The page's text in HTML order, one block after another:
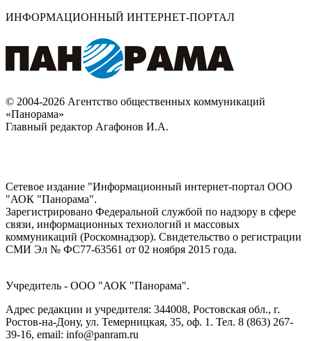
ИНФОРМАЦИОННЫЙ ИНТЕРНЕТ-ПОРТАЛ
© 2004-2026 Агентство общественных коммуникаций
«Панорама»
Главный редактор Агафонов И.А.
Сетевое издание "Информационный интернет-портал ООО
"АОК "Панорама".
Зарегистрировано Федеральной службой по надзору в сфере
связи, информационных технологий и массовых
коммуникаций (Роскомнадзор). Cвидетельство о регистрации
СМИ Эл № ФС77-63561 от 02 ноября 2015 года.
Учредитель - ООО "АОК "Панорама".
Адрес редакции и учредителя: 344008, Ростовская обл., г.
Ростов-на-Дону, ул. Темерницкая, 35, оф. 1. Тел. 8 (863) 267-
39-16, email: info@panram.ru